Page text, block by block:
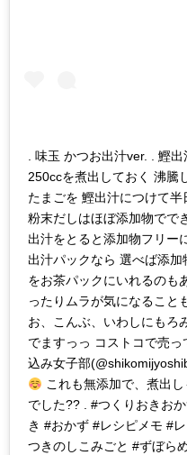
. 味玉 かつお出汁ver. . 鰹
250ccを煮出しておく 沸騰
たまごを 鰹出汁につけて
粉末だしはほぼ添加物でで
出汁をとると添加物フリー
出汁パックなら 選べば添
をお茶パックにいれるのも
ったりムラが気になること
お、こんぶ、いわしにもろ
でますっっ コストコで売っ
込み女子部
これも無添加で、煮出
でした?? . #つくりおきお
き #おかず #レシピメモ #
つきのしこみごと #ずぼら